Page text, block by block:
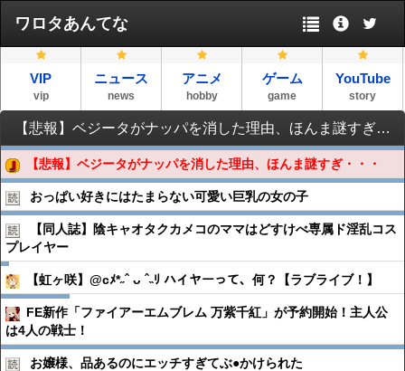
ワロタあんてな
VIP
vip
ニュース
news
アニメ
hobby
ゲーム
game
YouTube
story
【悲報】ベジータがナッパを消した理由、ほんま謎すぎ・・・
【悲報】ベジータがナッパを消した理由、ほんま謎すぎ・・・
おっぱい好きにはたまらない可愛い巨乳の女の子
【同人誌】陰キャオタクカメコのママはどすけべ専属ド淫乱コス
プレイヤー
【虹ヶ咲】@cﾒ*˶ˆ ᴗ ˆ˵ﾘ ハイヤーって、何？【ラブライブ！】
FE新作「ファイアーエムブレム 万紫千紅」が予約開始！主人公
は4人の戦士！
お嬢様、品あるのにエッチすぎてぶ●︎かけられた